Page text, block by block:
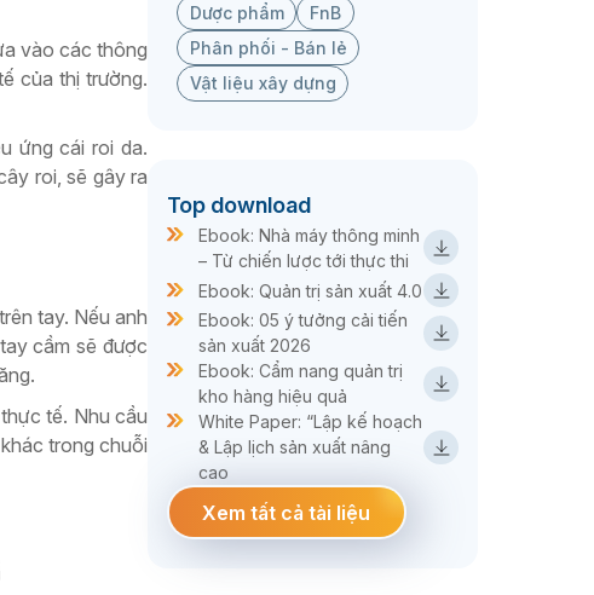
vào các thông
của thị trường.
ứng cái roi da.
roi, sẽ gây ra
tay. Nếu anh
cầm sẽ được
tế. Nhu cầu
trong chuỗi
Dược phẩm
FnB
Phân phối - Bán lẻ
Vật liệu xây dựng
Top download
Ebook: Nhà máy thông minh
– Từ chiến lược tới thực thi
Ebook: Quản trị sản xuất 4.0
Ebook: 05 ý tưởng cải tiến
sản xuất 2026
Ebook: Cẩm nang quản trị
kho hàng hiệu quả
White Paper: “Lập kế hoạch
& Lập lịch sản xuất nâng
cao
Xem tất cả tài liệu